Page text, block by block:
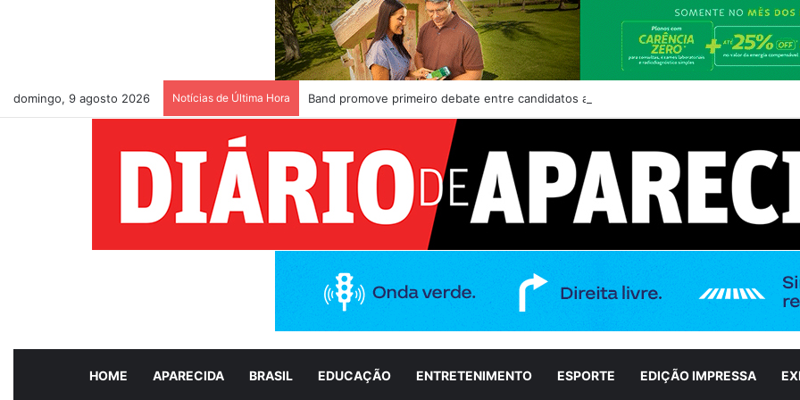
domingo, 9 agosto 2026 Notícias de Última Hora Band promove primeiro debate entre candidatos ao Governo de Goiás
HOME APARECIDA BRASIL EDUCAÇÃO ENTRETENIMENTO ESPORTE EDIÇÃO IMPRESSA